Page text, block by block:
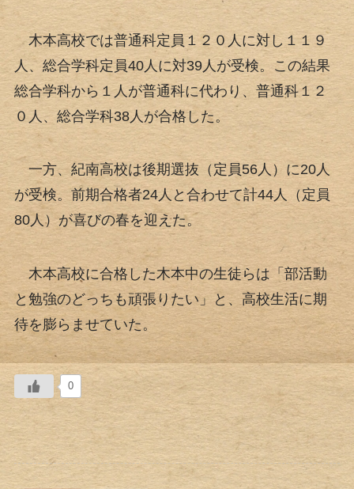
木本高校では普通科定員１２０人に対し１１９
人、総合学科定員40人に対39人が受検。この結果
総合学科から１人が普通科に代わり、普通科１２
０人、総合学科38人が合格した。
一方、紀南高校は後期選抜（定員56人）に20人
が受検。前期合格者24人と合わせて計44人（定員
80人）が喜びの春を迎えた。
木本高校に合格した木本中の生徒らは「部活動
と勉強のどっちも頑張りたい」と、高校生活に期
待を膨らませていた。
0